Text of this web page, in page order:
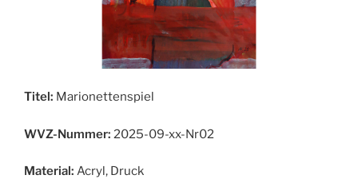
Titel: Marionettenspiel
WVZ-Nummer: 2025-09-xx-Nr02
Material: Acryl, Druck